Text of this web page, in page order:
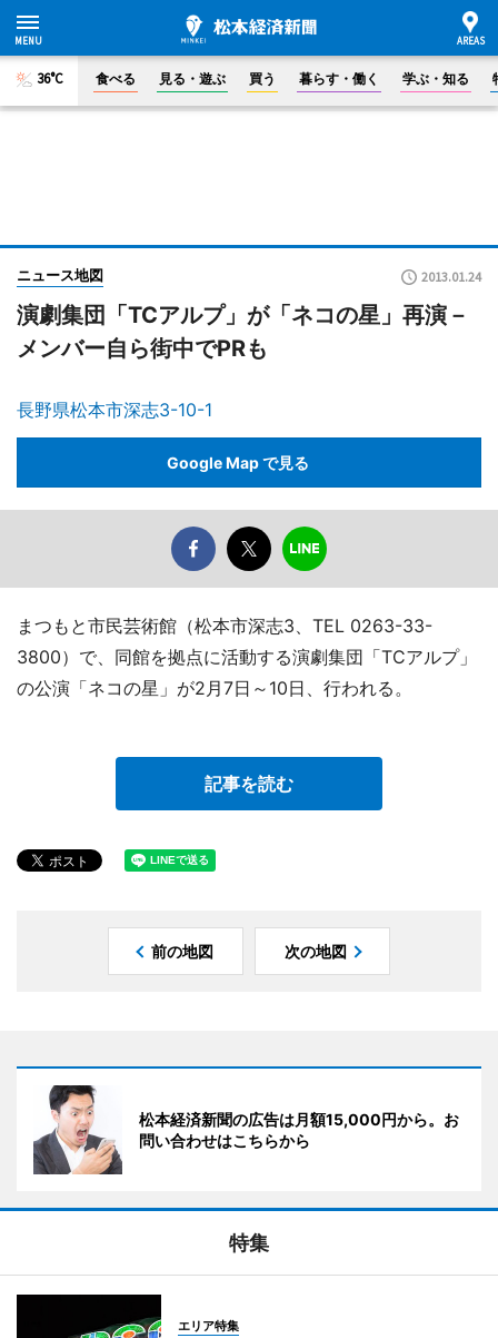
36°C 食べる 見る・遊ぶ 買う 暮らす・働く 学ぶ・知る
ニュース地図 2013.01.24
演劇集団「TCアルプ」が「ネコの星」再演－
メンバー自ら街中でPRも
長野県松本市深志3-10-1
Google Map で見る
まつもと市民芸術館（松本市深志3、TEL 0263-33-
3800）で、同館を拠点に活動する演劇集団「TCアルプ」
の公演「ネコの星」が2月7日～10日、行われる。
記事を読む
前の地図 次の地図
松本経済新聞の広告は月額15,000円から。お
問い合わせはこちらから
特集
エリア特集